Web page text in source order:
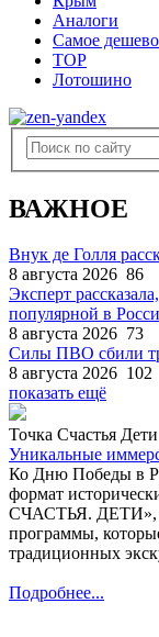
Аналоги
Самое
TOP
Лотошино
ВАЖНОЕ
Внук де Голля
8 августа 2026 86
Эксперт
популярной в
8 августа 2026 73
Силы ПВО сбили
8 августа 2026 102
показать ещё
Точка Счастья Дети
Уникальные
Ко Дню Победы в
формат
СЧАСТЬЯ. ДЕТИ»,
программы,
традиционных
Подробнее...